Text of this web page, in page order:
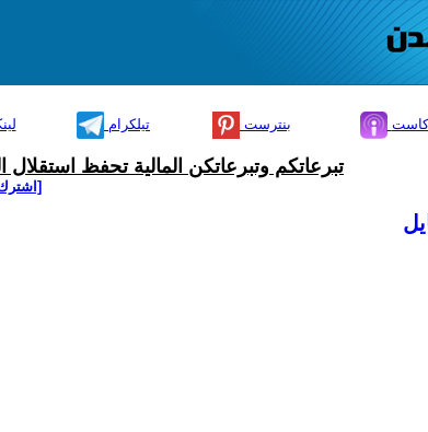
تيلكرام بنترست
تبرعاتكم وتبرعاتكن المالية تحفظ